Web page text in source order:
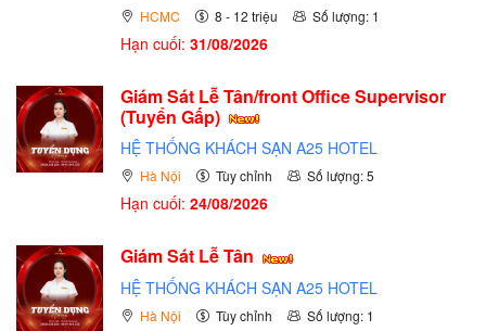
HCMC 8 - 12 triệu Số lượng: 1
Hạn cuối: 31/08/2026
Giám Sát Lễ Tân/front Office Supervisor
(Tuyển Gấp)
HỆ THỐNG KHÁCH SẠN A25 HOTEL
Hà Nội Tùy chỉnh Số lượng: 5
Hạn cuối: 24/08/2026
Giám Sát Lễ Tân
HỆ THỐNG KHÁCH SẠN A25 HOTEL
Hà Nội Tùy chỉnh Số lượng: 1